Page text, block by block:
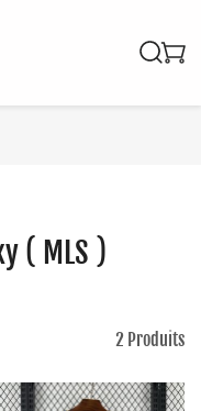
( MLS )
2 Produits